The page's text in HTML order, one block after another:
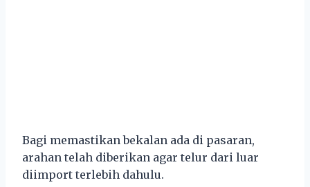
Bagi memastikan bekalan ada di pasaran,
arahan telah diberikan agar telur dari luar
diimport terlebih dahulu.